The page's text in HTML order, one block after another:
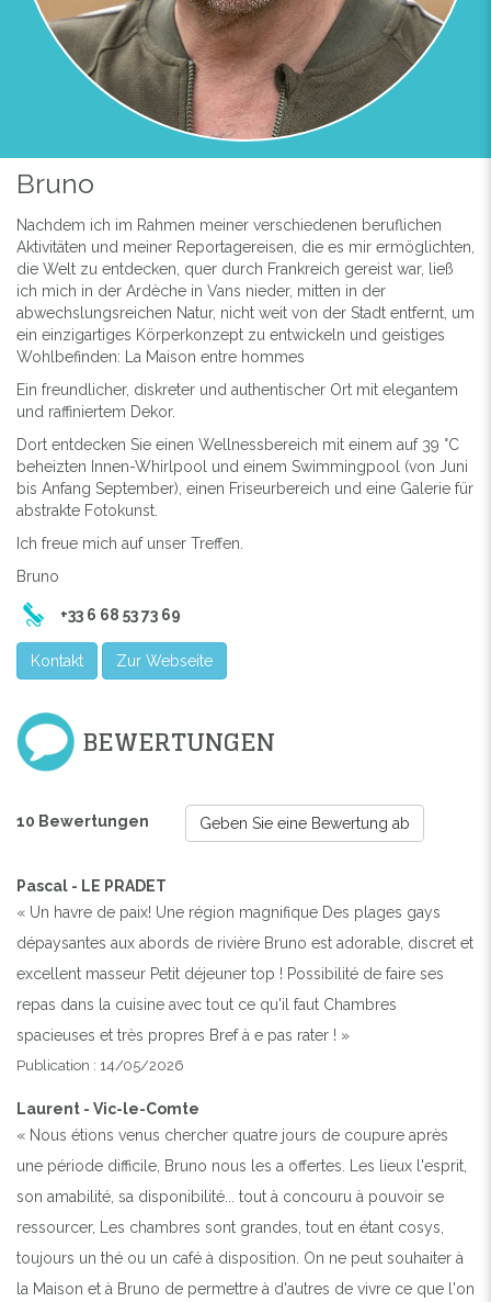
Previous
Bruno
Nachdem ich im Rahmen meiner verschiedenen beruflichen
Aktivitäten und meiner Reportagereisen, die es mir ermöglichten,
die Welt zu entdecken, quer durch Frankreich gereist war, ließ
ich mich in der Ardèche in Vans nieder, mitten in der
abwechslungsreichen Natur, nicht weit von der Stadt entfernt, um
ein einzigartiges Körperkonzept zu entwickeln und geistiges
Wohlbefinden: La Maison entre hommes
Ein freundlicher, diskreter und authentischer Ort mit elegantem
und raffiniertem Dekor.
Dort entdecken Sie einen Wellnessbereich mit einem auf 39 °C
beheizten Innen-Whirlpool und einem Swimmingpool (von Juni
bis Anfang September), einen Friseurbereich und eine Galerie für
abstrakte Fotokunst.
Ich freue mich auf unser Treffen.
Bruno
+33 6 68 53 73 69
Kontakt Zur Webseite
BEWERTUNGEN
10 Bewertungen Geben Sie eine Bewertung ab
Pascal - LE PRADET
« Un havre de paix! Une région magnifique Des plages gays
dépaysantes aux abords de rivière Bruno est adorable, discret et
excellent masseur Petit déjeuner top ! Possibilité de faire ses
repas dans la cuisine avec tout ce qu'il faut Chambres
spacieuses et très propres Bref à e pas rater ! »
Publication : 14/05/2026
Laurent - Vic-le-Comte
« Nous étions venus chercher quatre jours de coupure après
une période difficile, Bruno nous les a offertes. Les lieux l'esprit,
son amabilité, sa disponibilité... tout à concouru à pouvoir se
ressourcer, Les chambres sont grandes, tout en étant cosys,
toujours un thé ou un café à disposition. On ne peut souhaiter à
la Maison et à Bruno de permettre à d'autres de vivre ce que l'on